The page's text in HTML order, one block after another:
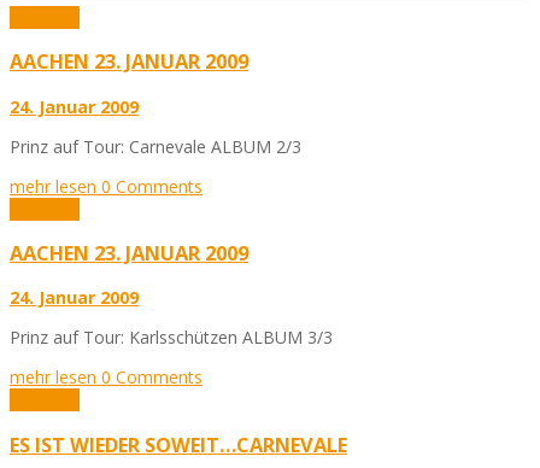
AACHEN 23. JANUAR 2009
24. Januar 2009
Prinz auf Tour: Carnevale ALBUM 2/3
mehr lesen 0 Comments
AACHEN 23. JANUAR 2009
24. Januar 2009
Prinz auf Tour: Karlsschützen ALBUM 3/3
mehr lesen 0 Comments
ES IST WIEDER SOWEIT…CARNEVALE